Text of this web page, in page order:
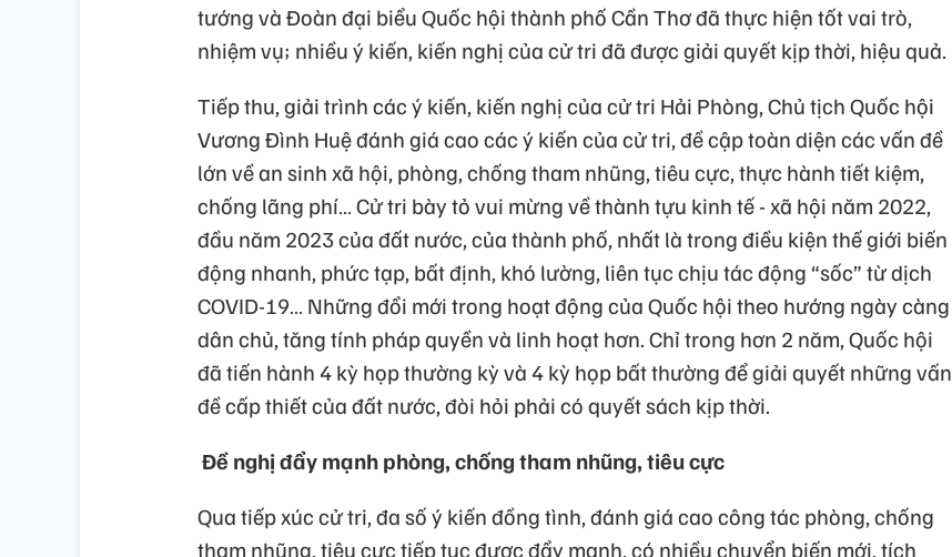
tướng và Đoàn đại biểu Quốc hội thành phố Cần Thơ đã thực hiện tốt vai trò,
nhiệm vụ; nhiều ý kiến, kiến nghị của cử tri đã được giải quyết kịp thời, hiệu quả.
Tiếp thu, giải trình các ý kiến, kiến nghị của cử tri Hải Phòng, Chủ tịch Quốc hội
Vương Đình Huệ đánh giá cao các ý kiến của cử tri, đề cập toàn diện các vấn đề
lớn về an sinh xã hội, phòng, chống tham nhũng, tiêu cực, thực hành tiết kiệm,
chống lãng phí… Cử tri bày tỏ vui mừng về thành tựu kinh tế - xã hội năm 2022,
đầu năm 2023 của đất nước, của thành phố, nhất là trong điều kiện thế giới biến
động nhanh, phức tạp, bất định, khó lường, liên tục chịu tác động “sốc” từ dịch
COVID-19… Những đổi mới trong hoạt động của Quốc hội theo hướng ngày càng
dân chủ, tăng tính pháp quyền và linh hoạt hơn. Chỉ trong hơn 2 năm, Quốc hội
đã tiến hành 4 kỳ họp thường kỳ và 4 kỳ họp bất thường để giải quyết những vấn
đề cấp thiết của đất nước, đòi hỏi phải có quyết sách kịp thời.
Đề nghị đẩy mạnh phòng, chống tham nhũng, tiêu cực
Qua tiếp xúc cử tri, đa số ý kiến đồng tình, đánh giá cao công tác phòng, chống
tham nhũng, tiêu cực tiếp tục được đẩy mạnh, có nhiều chuyển biến mới, tích